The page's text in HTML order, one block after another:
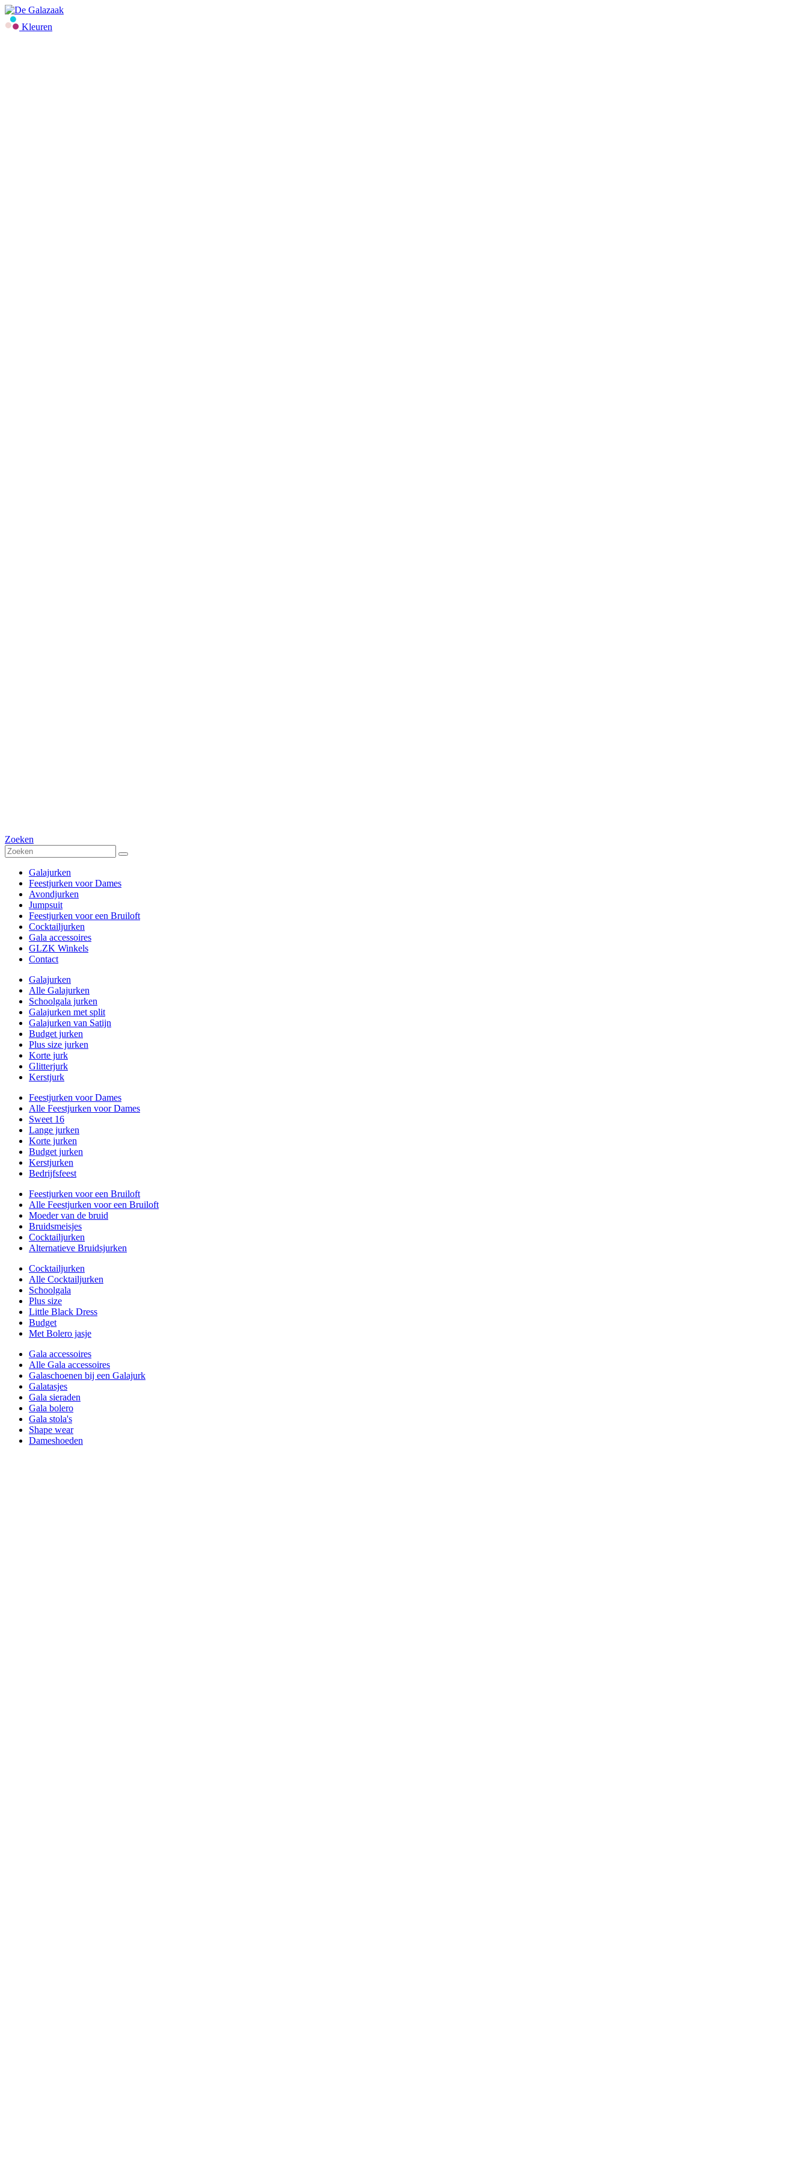
Kleuren
Zoeken
Galajurken
Feestjurken voor Dames
Avondjurken
Jumpsuit
Feestjurken voor een Bruiloft
Cocktailjurken
Gala accessoires
GLZK Winkels
Contact
Galajurken
Alle Galajurken
Schoolgala jurken
Galajurken met split
Galajurken van Satijn
Budget jurken
Plus size jurken
Korte jurk
Glitterjurk
Kerstjurk
Feestjurken voor Dames
Alle Feestjurken voor Dames
Sweet 16
Lange jurken
Korte jurken
Budget jurken
Kerstjurken
Bedrijfsfeest
Feestjurken voor een Bruiloft
Alle Feestjurken voor een Bruiloft
Moeder van de bruid
Bruidsmeisjes
Cocktailjurken
Alternatieve Bruidsjurken
Cocktailjurken
Alle Cocktailjurken
Schoolgala
Plus size
Little Black Dress
Budget
Met Bolero jasje
Gala accessoires
Alle Gala accessoires
Galaschoenen bij een Galajurk
Galatasjes
Gala sieraden
Gala bolero
Gala stola's
Shape wear
Dameshoeden